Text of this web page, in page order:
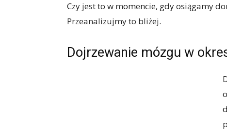
Czy jest to w momencie, gdy osiągamy
Przeanalizujmy to bliżej.
Dojrzewanie mózgu w